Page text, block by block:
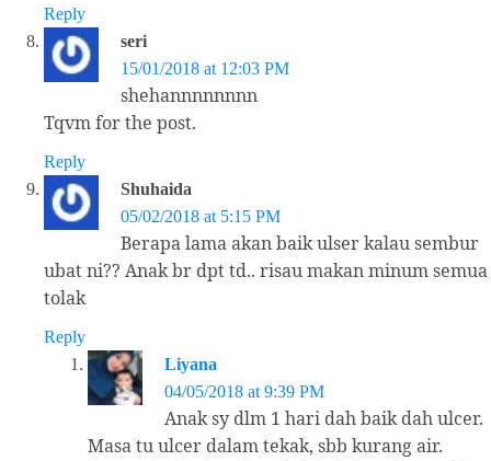
Reply
seri
15/01/2018 at 12:03 PM
shehannnnnnnn
Tqvm for the post.
Reply
Shuhaida
05/02/2018 at 5:15 PM
Berapa lama akan baik ulser kalau sembur
ubat ni?? Anak br dpt td.. risau makan minum semua
tolak
Reply
Liyana
04/05/2018 at 9:39 PM
Anak sy dlm 1 hari dah baik dah ulcer.
Masa tu ulcer dalam tekak, sbb kurang air.